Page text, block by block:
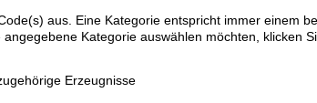
aus. Eine Kategorie entspricht immer einem
Kategorie auswählen möchten, klicken
Erzeugnisse